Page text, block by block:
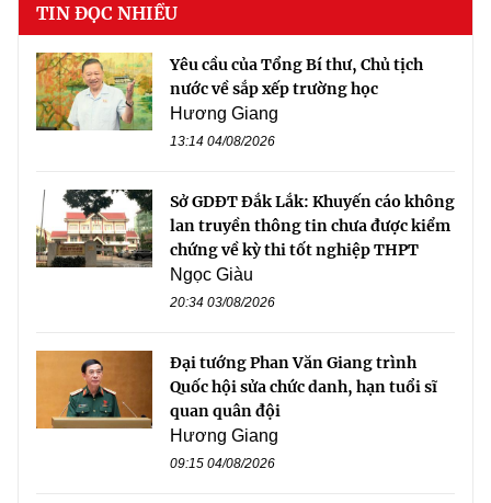
TIN ĐỌC NHIỀU
Yêu cầu của Tổng Bí thư, Chủ tịch
nước về sắp xếp trường học
Hương Giang
13:14 04/08/2026
Sở GDĐT Đắk Lắk: Khuyến cáo không
lan truyền thông tin chưa được kiểm
chứng về kỳ thi tốt nghiệp THPT
Ngọc Giàu
20:34 03/08/2026
Đại tướng Phan Văn Giang trình
Quốc hội sửa chức danh, hạn tuổi sĩ
quan quân đội
Hương Giang
09:15 04/08/2026